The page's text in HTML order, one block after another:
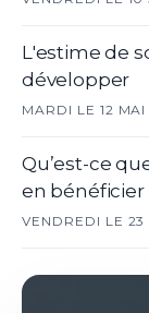
L'estime de
développer
MARDI LE 12
Qu’est-ce
en bénéficier
VENDREDI LE